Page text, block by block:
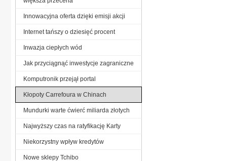
Innowacyjna oferta dzięki emisji akcji
Internet tańszy o dziesięć procent
Inwazja ciepłych wód
Jak przyciągnąć inwestycje zagraniczne
Komputronik przejął portal
Kłopoty Carrefoura w Chinach
Mundurki warte ćwierć miliarda złotych
Najwyższy czas na ratyfikację Karty
Niekorzystny wpływ kredytów
Nowe sklepy Tchibo